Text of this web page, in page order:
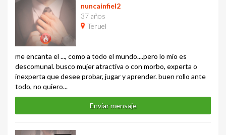
nuncainfiel2
37 años
Teruel
me encanta el ..., como a todo el mundo....pero lo mio es
descomunal. busco mujer atractiva o con morbo, experta o
inexperta que desee probar, jugar y aprender. buen rollo ante
todo, no quiero...
Enviar mensaje